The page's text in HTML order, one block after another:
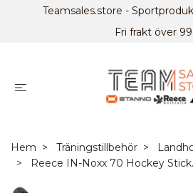
Teamsales.store -
Fri frakt över
Hem Träningstillbehör
Reece IN-Noxx 70 Hockey Stick.